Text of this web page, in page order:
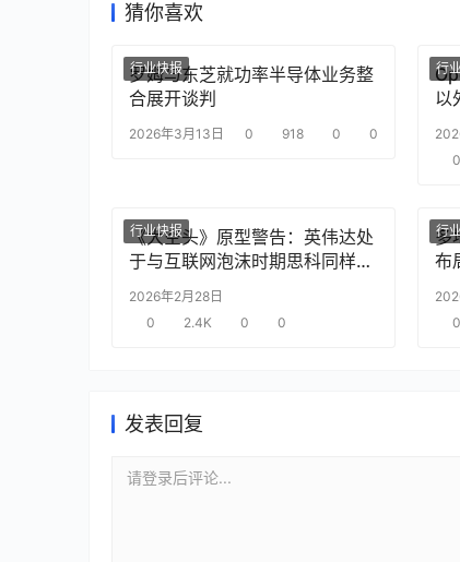
猜你喜欢
行业快报
罗姆与东芝就功率半导体业务整
合展开谈判
2026年3月13日 0 918 0 0
行
以
0
行业快报
《大空头》原型警告：英伟达处
于与互联网泡沫时期思科同样的
“危险境地”
2026年2月28日
0
2.4K 0 0
行
多
布
0
发表回复
请登录后评论...